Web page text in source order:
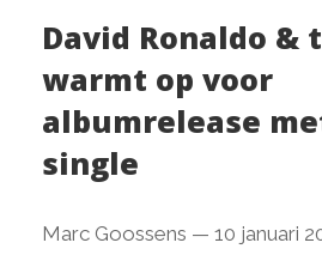
David Ronaldo &
warmt op voor
albumrelease
single
Marc Goossens — 10 januari